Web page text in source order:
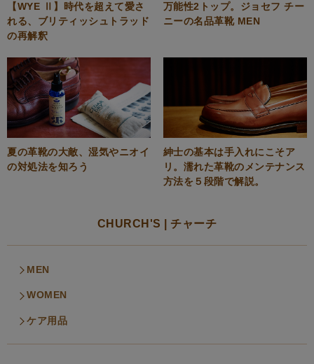
【WYE Ⅱ】時代を超えて愛さ
れる、ブリティッシュトラッド
の再解釈
万能性2トップ。ジョセフ チー
ニーの名品革靴 MEN
夏の革靴の大敵、湿気やニオイ
の対処法を知ろう
紳士の基本は手入れにこそア
リ。濡れた革靴のメンテナンス
方法を５段階で解説。
CHURCH'S | チャーチ
MEN
WOMEN
ケア用品